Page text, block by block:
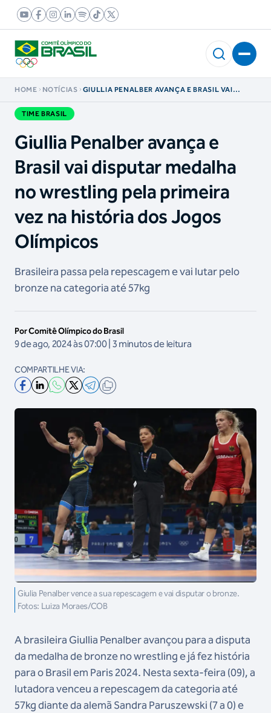
HOME NOTÍCIAS
GIULLIA PENALBER AVANÇA E BRASIL VAI
TIME BRASIL
Giullia Penalber avança e
Brasil vai disputar medalha
no wrestling pela primeira
vez na história dos Jogos
Olímpicos
Brasileira passa pela repescagem e vai lutar pelo
bronze na categoria até 57kg
Por Comitê Olímpico do Brasil
9 de ago, 2024 às 07:00 | 3 minutos de leitura
COMPARTILHE VIA:
Giulia Penalber vence a sua repescagem e vai disputar o bronze.
Fotos: Luiza Moraes/COB
A brasileira Giullia Penalber avançou para a disputa
da medalha de bronze no wrestling e já fez história
para o Brasil em Paris 2024. Nesta sexta-feira (09), a
lutadora venceu a repescagem da categoria até
57kg diante da alemã Sandra Paruszewski (7 a 0) e